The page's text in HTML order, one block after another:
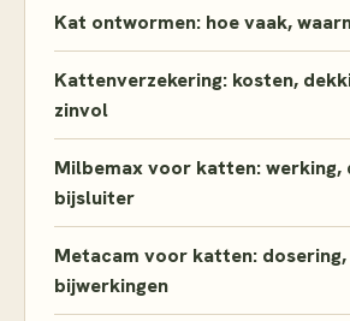
Kat ontwormen: hoe vaak,
Kattenverzekering: kosten,
zinvol
Milbemax voor katten: werking,
bijsluiter
Metacam voor katten: dosering,
bijwerkingen